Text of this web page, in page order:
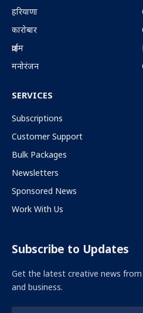
हरियाणा
कारोबार
क्राईम
मनोरंजन
SERVICES
Subscriptions
Customer Support
Bulk Packages
Newsletters
Sponsored News
Work With Us
Subscribe to Updates
Get the latest creative news
and business.